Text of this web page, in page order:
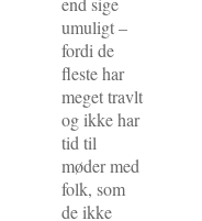
umuligt –
fordi de
fleste har
meget travlt
og ikke har
tid til
møder med
folk, som
de ikke